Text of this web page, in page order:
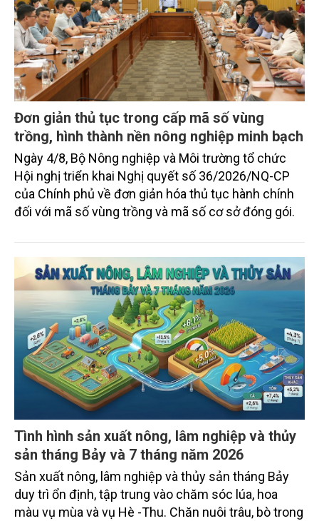
Đơn giản thủ tục trong cấp mã số vùng
trồng, hình thành nền nông nghiệp minh bạch
Ngày 4/8, Bộ Nông nghiệp và Môi trường tổ chức
Hội nghị triển khai Nghị quyết số 36/2026/NQ-CP
của Chính phủ về đơn giản hóa thủ tục hành chính
đối với mã số vùng trồng và mã số cơ sở đóng gói.
Tình hình sản xuất nông, lâm nghiệp và thủy
sản tháng Bảy và 7 tháng năm 2026
Sản xuất nông, lâm nghiệp và thủy sản tháng Bảy
duy trì ổn định, tập trung vào chăm sóc lúa, hoa
màu vụ mùa và vụ Hè -Thu. Chăn nuôi trâu, bò trong